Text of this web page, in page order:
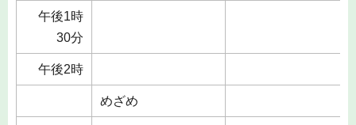
午後1時
30分
午後2時
めざめ